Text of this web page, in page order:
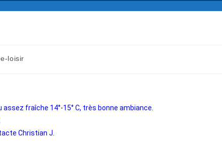
loisir
fraîche 14°-15° C, très bonne ambiance.
Christian J.